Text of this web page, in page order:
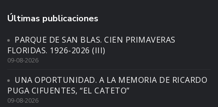
Últimas publicaciones
PARQUE DE SAN BLAS. CIEN PRIMAVERAS
FLORIDAS. 1926-2026 (III)
09-08-2026
UNA OPORTUNIDAD. A LA MEMORIA DE RICARDO
PUGA CIFUENTES, “EL CATETO”
09-08-2026